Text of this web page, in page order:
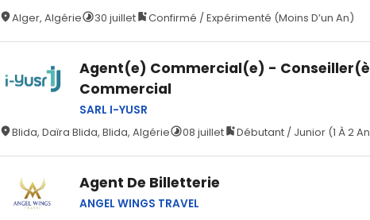
Alger, Algérie
30 juillet Confirmé / Expérimenté (Moins D’un An)
Agent(e) Commercial(e) -
Commercial
SARL I-YUSR
Blida, Daïra Blida, Blida, Algérie
08 juillet Débutant / Junior (1 À 2
Agent De Billetterie
ANGEL WINGS TRAVEL